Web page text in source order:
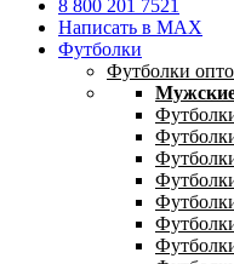
8 800 201 7521
Написать в MAX
Футболки
Футболки